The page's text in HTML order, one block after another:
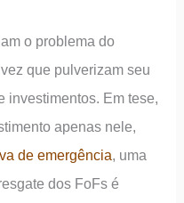
o problema do
que pulverizam seu
investimentos. Em tese,
apenas nele,
de emergência, uma
dos FoFs é